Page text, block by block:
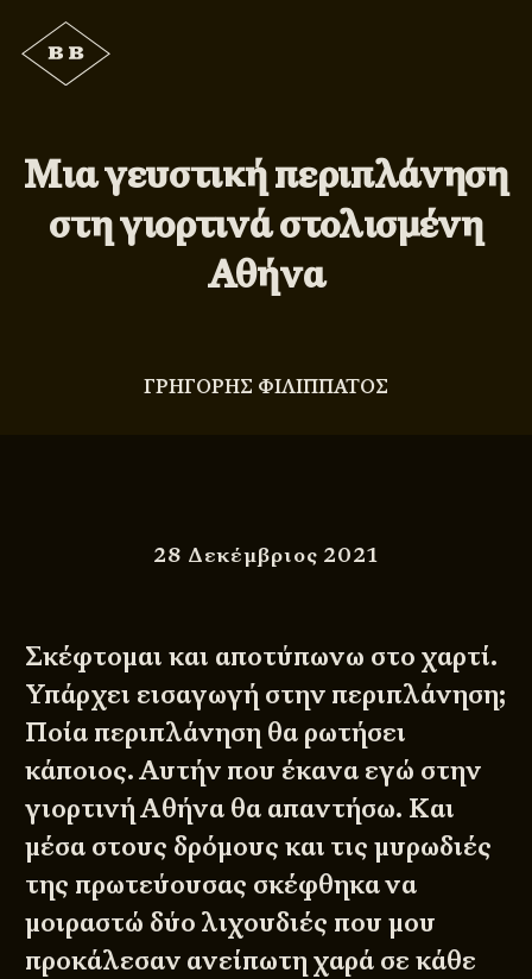
Μια γευστική περιπλάνηση
στη γιορτινά στολισμένη
Αθήνα
ΓΡΗΓΟΡΗΣ ΦΙΛΙΠΠΑΤΟΣ
28 Δεκέμβριος 2021
Σκέφτομαι και αποτύπωνω στο χαρτί.
Υπάρχει εισαγωγή στην περιπλάνηση;
Ποία περιπλάνηση θα ρωτήσει
κάποιος. Αυτήν που έκανα εγώ στην
γιορτινή Αθήνα θα απαντήσω. Και
μέσα στους δρόμους και τις μυρωδιές
της πρωτεύουσας σκέφθηκα να
μοιραστώ δύο λιχουδιές που μου
προκάλεσαν ανείπωτη χαρά σε κάθε